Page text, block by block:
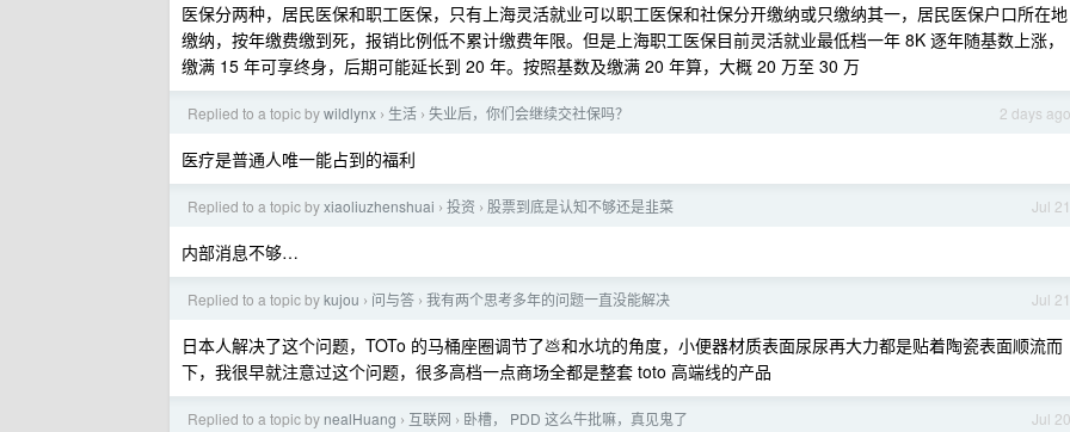
医保分两种，居民医保和职工医保，只有上海灵活就业可以职工医保和社保分开缴纳或只缴纳其一，居民医保户口所在地
缴纳，按年缴费缴到死，报销比例低不累计缴费年限。但是上海职工医保目前灵活就业最低档一年 8K 逐年随基数上涨，
缴满 15 年可享终身，后期可能延长到 20 年。按照基数及缴满 20 年算，大概 20 万至 30 万
2 days ago
Replied to a topic bywildlynx › 生活 › 失业后，你们会继续交社保吗？
医疗是普通人唯一能占到的福利
Jul 21
Replied to a topic byxiaoliuzhenshuai › 投资 › 股票到底是认知不够还是韭菜
内部消息不够…
Jul 21
Replied to a topic bykujou › 问与答 › 我有两个思考多年的问题一直没能解决
日本人解决了这个问题，TOTo 的马桶座圈调节了💩和水坑的角度，小便器材质表面尿尿再大力都是贴着陶瓷表面顺流而
下，我很早就注意过这个问题，很多高档一点商场全都是整套 toto 高端线的产品
Jul 20
Replied to a topic by nealHuang › 互联网 › 卧槽， PDD 这么牛批嘛，真见鬼了